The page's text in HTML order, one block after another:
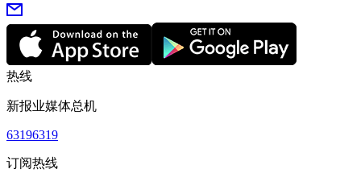
热线
新报业媒体总机
63196319
订阅热线